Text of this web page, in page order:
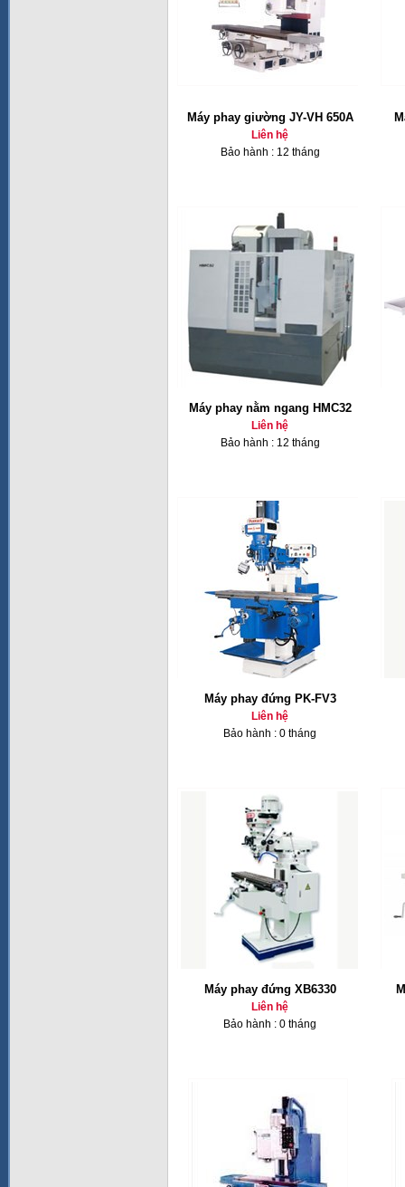
Máy phay giường JY-VH 650A
Liên hệ
Bảo hành : 12 tháng
Máy phay nằm ngang HMC32
Liên hệ
Bảo hành : 12 tháng
Máy phay đứng PK-FV3
Liên hệ
Bảo hành : 0 tháng
Máy phay đứng XB6330
Liên hệ
Bảo hành : 0 tháng